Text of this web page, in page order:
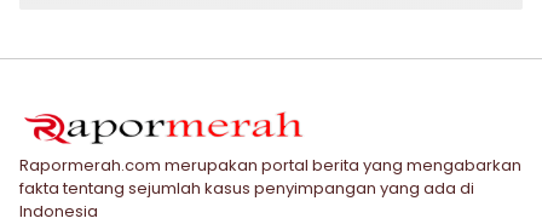
Rapormerah.com merupakan portal berita yang mengabarkan
fakta tentang sejumlah kasus penyimpangan yang ada di
Indonesia